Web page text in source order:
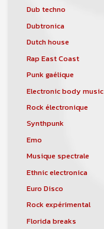
Dub techno
Dubtronica
Dutch house
Rap East Coast
Punk gaélique
Electronic body music
Rock électronique
Synthpunk
Emo
Musique spectrale
Ethnic electronica
Euro Disco
Rock expérimental
Florida breaks